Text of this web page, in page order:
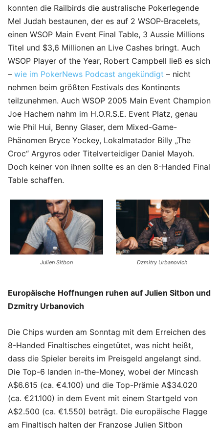
konnten die Railbirds die australische Pokerlegende
Mel Judah bestaunen, der es auf 2 WSOP-Bracelets,
einen WSOP Main Event Final Table, 3 Aussie Millions
Titel und $3,6 Millionen an Live Cashes bringt. Auch
WSOP Player of the Year, Robert Campbell ließ es sich
– wie im PokerNews Podcast angekündigt – nicht
nehmen beim größten Festivals des Kontinents
teilzunehmen. Auch WSOP 2005 Main Event Champion
Joe Hachem nahm im H.O.R.S.E. Event Platz, genau
wie Phil Hui, Benny Glaser, dem Mixed-Game-
Phänomen Bryce Yockey, Lokalmatador Billy „The
Croc“ Argyros oder Titelverteidiger Daniel Mayoh.
Doch keiner von ihnen sollte es an den 8-Handed Final
Table schaffen.
Julien Sitbon Dzmitry Urbanovich
Europäische Hoffnungen ruhen auf Julien Sitbon und
Dzmitry Urbanovich
Die Chips wurden am Sonntag mit dem Erreichen des
8-Handed Finaltisches eingetütet, was nicht heißt,
dass die Spieler bereits im Preisgeld angelangt sind.
Die Top-6 landen in-the-Money, wobei der Mincash
A$6.615 (ca. €4.100) und die Top-Prämie A$34.020
(ca. €21.100) in dem Event mit einem Startgeld von
A$2.500 (ca. €1.550) beträgt. Die europäische Flagge
am Finaltisch halten der Franzose Julien Sitbon